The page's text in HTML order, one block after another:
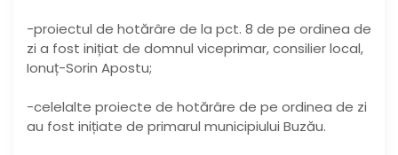
-proiectul de hotărâre de la pct. 8 de pe ordinea de
zi a fost inițiat de domnul viceprimar, consilier local,
Ionuț-Sorin Apostu;
-celelalte proiecte de hotărâre de pe ordinea de zi
au fost inițiate de primarul municipiului Buzău.